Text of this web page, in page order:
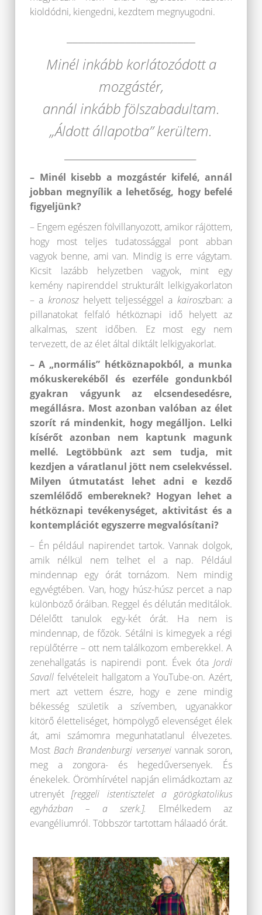
kioldódni, kiengedni, kezdtem megnyugodni.
Minél inkább korlátozódott a
mozgástér,
annál inkább fölszabadultam.
„Áldott állapotba” kerültem.
– Minél kisebb a mozgástér kifelé, annál
jobban megnyílik a lehetőség, hogy befelé
figyeljünk?
– Engem egészen fölvillanyozott, amikor rájöttem,
hogy most teljes tudatossággal pont abban
vagyok benne, ami van. Mindig is erre vágytam.
Kicsit lazább helyzetben vagyok, mint egy
kemény napirenddel strukturált lelkigyakorlaton
– a kronosz helyett teljességgel a kairoszban: a
pillanatokat felfaló hétköznapi idő helyett az
alkalmas, szent időben. Ez most egy nem
tervezett, de az élet által diktált lelkigyakorlat.
– A „normális” hétköznapokból, a munka
mókuskerekéből és ezerféle gondunkból
gyakran vágyunk az elcsendesedésre,
megállásra. Most azonban valóban az élet
szorít rá mindenkit, hogy megálljon. Lelki
kísérőt azonban nem kaptunk magunk
mellé. Legtöbbünk azt sem tudja, mit
kezdjen a váratlanul jött nem cselekvéssel.
Milyen útmutatást lehet adni e kezdő
szemlélődő embereknek? Hogyan lehet a
hétköznapi tevékenységet, aktivitást és a
kontemplációt egyszerre megvalósítani?
– Én például napirendet tartok. Vannak dolgok,
amik nélkül nem telhet el a nap. Például
mindennap egy órát tornázom. Nem mindig
egyvégtében. Van, hogy húsz-húsz percet a nap
különböző óráiban. Reggel és délután meditálok.
Délelőtt tanulok egy-két órát. Ha nem is
mindennap, de főzök. Sétálni is kimegyek a régi
repülőtérre – ott nem találkozom emberekkel. A
zenehallgatás is napirendi pont. Évek óta Jordi
Savall felvételeit hallgatom a YouTube-on. Azért,
mert azt vettem észre, hogy e zene mindig
békesség születik a szívemben, ugyanakkor
kitörő életteliséget, hömpölygő elevenséget élek
át, ami számomra megunhatatlanul élvezetes.
Most Bach Brandenburgi versenyeivannak soron,
meg a zongora- és hegedűversenyek. És
énekelek. Örömhírvétel napján elimádkoztam az
utrenyét[reggeli istentisztelet a görögkatolikus
egyházban – a szerk.]. Elmélkedem az
evangéliumról. Többször tartottam hálaadó órát.